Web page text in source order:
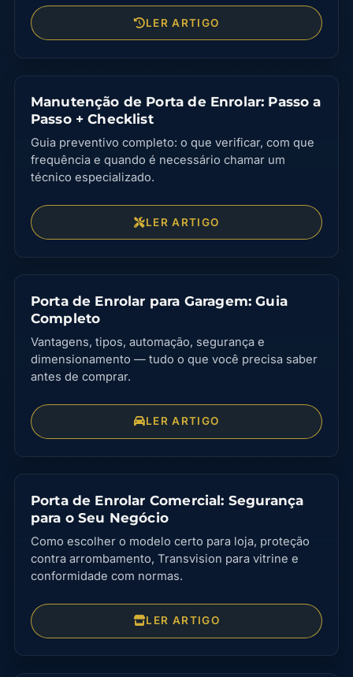
LER ARTIGO
Manutenção de Porta de Enrolar: Passo a
Passo + Checklist
Guia preventivo completo: o que verificar, com que
frequência e quando é necessário chamar um
técnico especializado.
LER ARTIGO
Porta de Enrolar para Garagem: Guia
Completo
Vantagens, tipos, automação, segurança e
dimensionamento — tudo o que você precisa saber
antes de comprar.
LER ARTIGO
Porta de Enrolar Comercial: Segurança
para o Seu Negócio
Como escolher o modelo certo para loja, proteção
contra arrombamento, Transvision para vitrine e
conformidade com normas.
LER ARTIGO